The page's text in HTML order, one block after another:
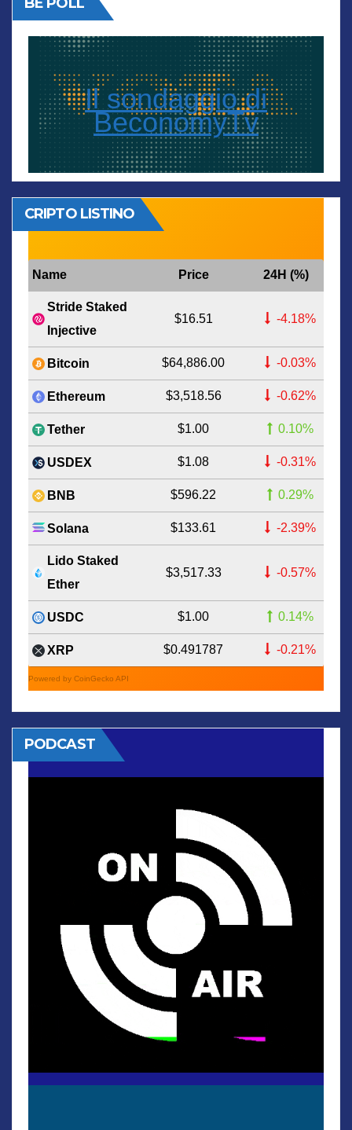
Il sondaggio di
BeconomyTv
CRIPTO LISTINO
Name Price 24H (%)
Stride Staked
Injective
$16.51 -4.18%
Bitcoin $64,886.00 -0.03%
Ethereum $3,518.56 -0.62%
Tether $1.00 0.10%
USDEX $1.08 -0.31%
BNB $596.22 0.29%
Solana $133.61 -2.39%
Lido Staked
Ether
$3,517.33 -0.57%
USDC $1.00 0.14%
XRP $0.491787 -0.21%
Powered by CoinGecko API
PODCAST